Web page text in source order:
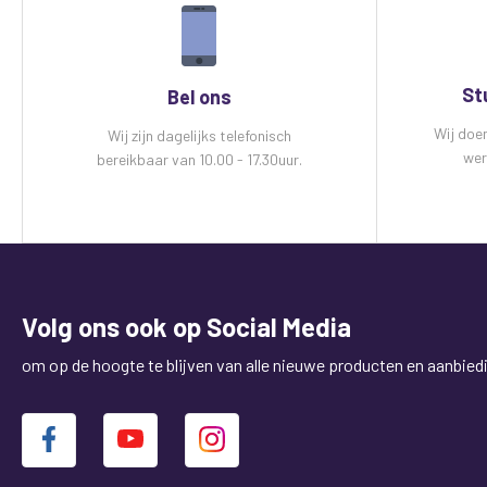
Bel ons
Wij zijn dagelijks telefonisch
bereikbaar van 10.00 - 17.30uur.
Wij
Volg ons ook op Social Media
om op de hoogte te blijven van alle nieuwe producten en